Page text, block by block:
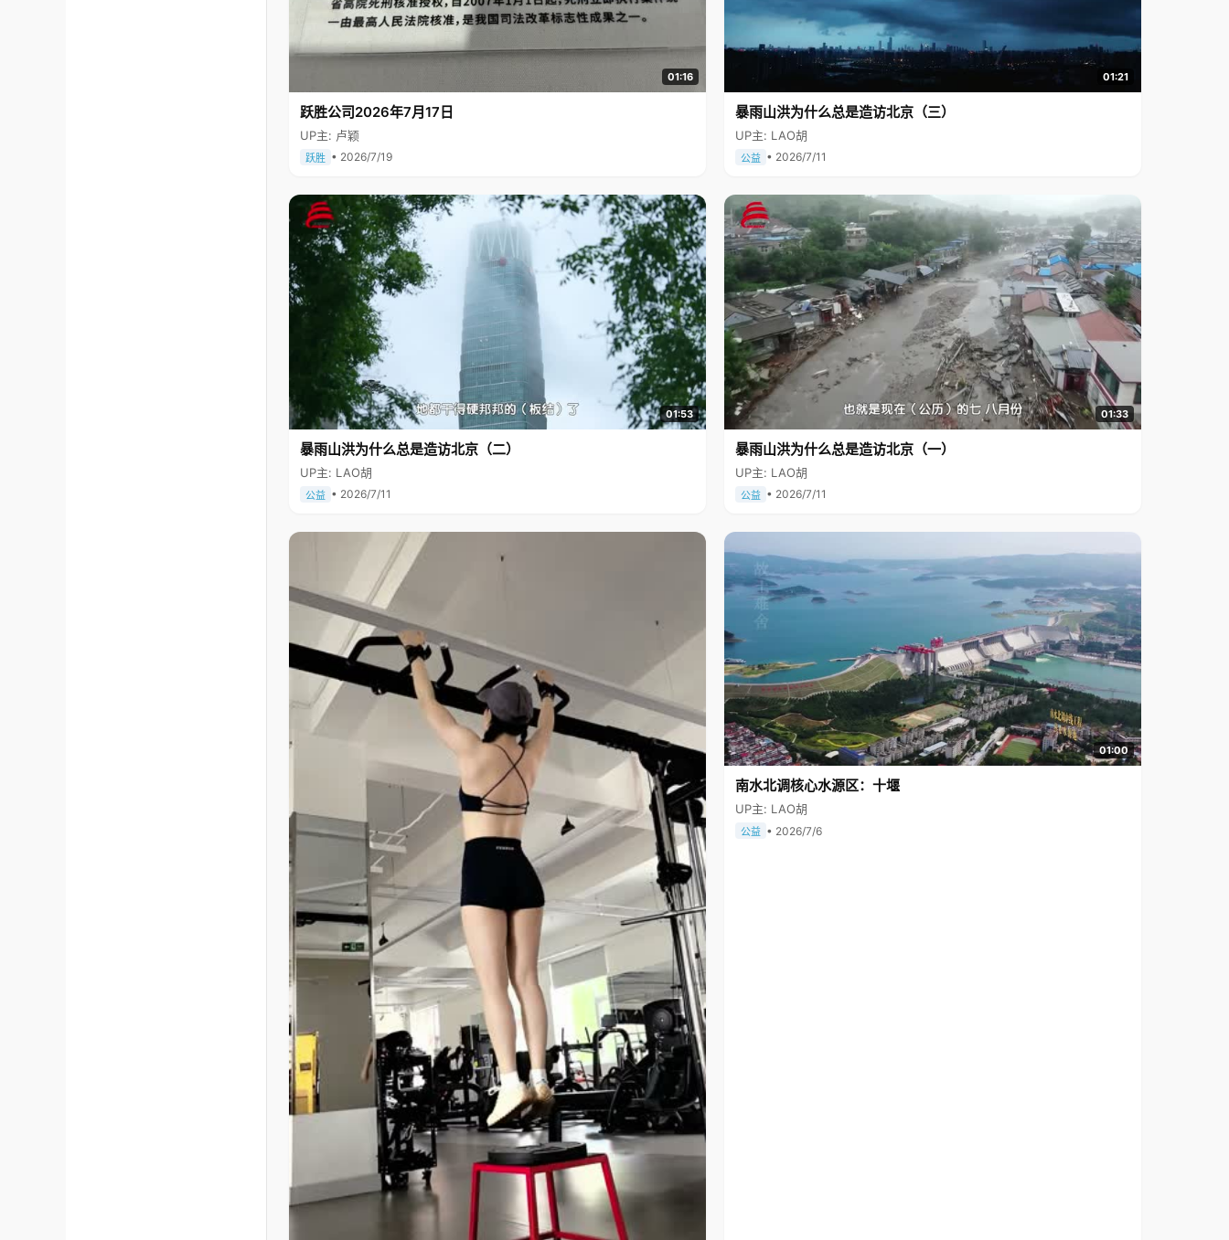
01:16
跃胜公司2026年7月17日
UP主: 卢颖
跃胜 • 2026/7/19
01:21
暴雨山洪为什么总是造访北京（三）
UP主: LAO胡
公益 • 2026/7/11
01:53
暴雨山洪为什么总是造访北京（二）
UP主: LAO胡
公益 • 2026/7/11
01:33
暴雨山洪为什么总是造访北京（一）
UP主: LAO胡
公益 • 2026/7/11
01:00
南水北调核心水源区：十堰
UP主: LAO胡
公益 • 2026/7/6